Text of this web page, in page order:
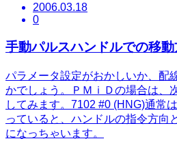
2006.03.18
0
手動パルスハンドルでの移
パラメータ設定がおかしいか、配
かでしょう。ＰＭｉＤの場合は、
してみます。7102 #0 (HNG)通常
っていると、ハンドルの指令方向
になっちゃいます。